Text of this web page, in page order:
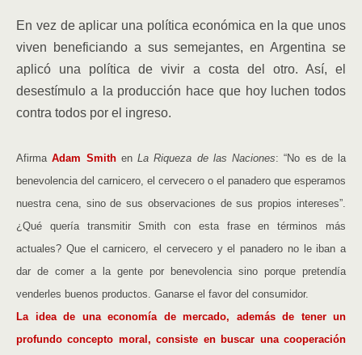
En vez de aplicar una política económica en la que unos
viven beneficiando a sus semejantes, en Argentina se
aplicó una política de vivir a costa del otro. Así, el
desestímulo a la producción hace que hoy luchen todos
contra todos por el ingreso.
AfirmaAdam Smithen La Riqueza de las Naciones: “No es de la
benevolencia del carnicero, el cervecero o el panadero que esperamos
nuestra cena, sino de sus observaciones de sus propios intereses”.
¿Qué quería transmitir Smith con esta frase en términos más
actuales? Que el carnicero, el cervecero y el panadero no le iban a
dar de comer a la gente por benevolencia sino porque pretendía
venderles buenos productos. Ganarse el favor del consumidor.
La idea de una economía de mercado, además de tener un
profundo concepto moral, consiste en buscar una cooperación